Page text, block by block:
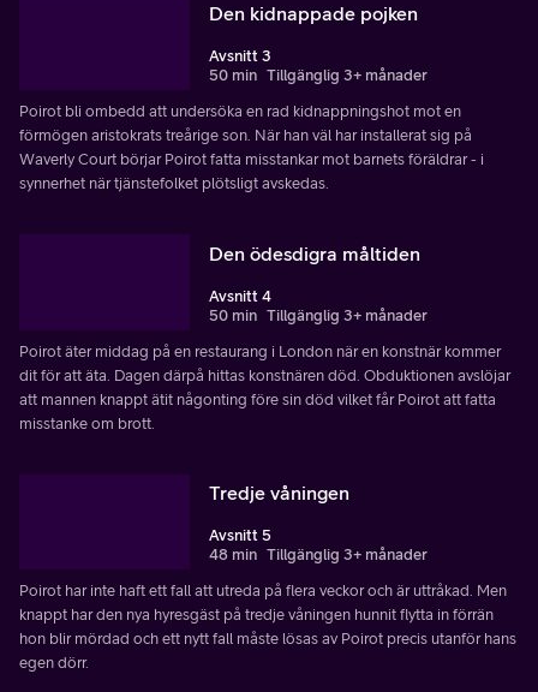
Den kidnappade pojken
Avsnitt 3
50 min Tillgänglig 3+ månader
Poirot bli ombedd att undersöka en rad kidnappningshot mot en
förmögen aristokrats treårige son. När han väl har installerat sig på
Waverly Court börjar Poirot fatta misstankar mot barnets föräldrar - i
synnerhet när tjänstefolket plötsligt avskedas.
Den ödesdigra måltiden
Avsnitt 4
50 min Tillgänglig 3+ månader
Poirot äter middag på en restaurang i London när en konstnär kommer
dit för att äta. Dagen därpå hittas konstnären död. Obduktionen avslöjar
att mannen knappt ätit någonting före sin död vilket får Poirot att fatta
misstanke om brott.
Tredje våningen
Avsnitt 5
48 min Tillgänglig 3+ månader
Poirot har inte haft ett fall att utreda på flera veckor och är uttråkad. Men
knappt har den nya hyresgäst på tredje våningen hunnit flytta in förrän
hon blir mördad och ett nytt fall måste lösas av Poirot precis utanför hans
egen dörr.